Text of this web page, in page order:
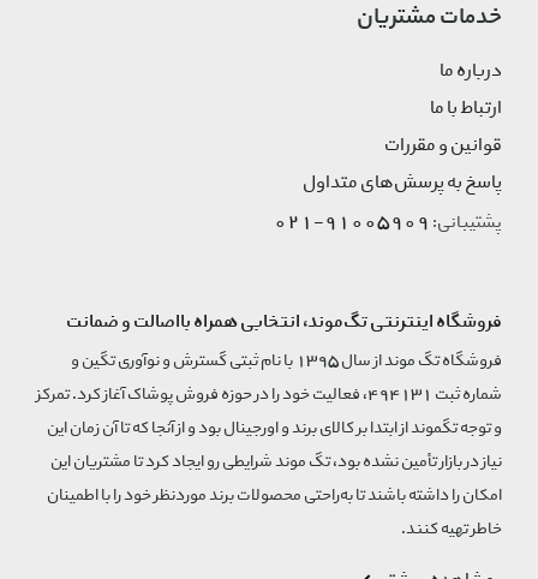
خدمات مشتریان
درباره ما
ارتباط با ما
قوانین و مقررات
پاسخ به پرسش‌های متداول
پشتیبانی: 91005909-021
فروشگاه اینترنتی تگ‌موند، انتخابی همراه بااصالت و ضمانت
فروشگاه تگ موند از سال 1395 با نام ثبتی گسترش و نوآوری تگین و
شماره ثبت 494131، فعالیت خود را در حوزه فروش پوشاک آغاز کرد. تمرکز
و توجه تگموند از ابتدا بر کالای برند و اورجینال بود و از آنجا که تا آن زمان این
نیاز در بازار تأمین نشده بود، تگ موند شرایطی رو ایجاد کرد تا مشتریان این
امکان را داشته باشند تا به‌راحتی محصولات برند مورد‌نظر خود را با اطمینان
خاطر تهیه کنند.